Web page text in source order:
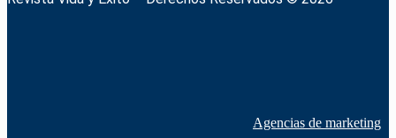
Agencias de marketing